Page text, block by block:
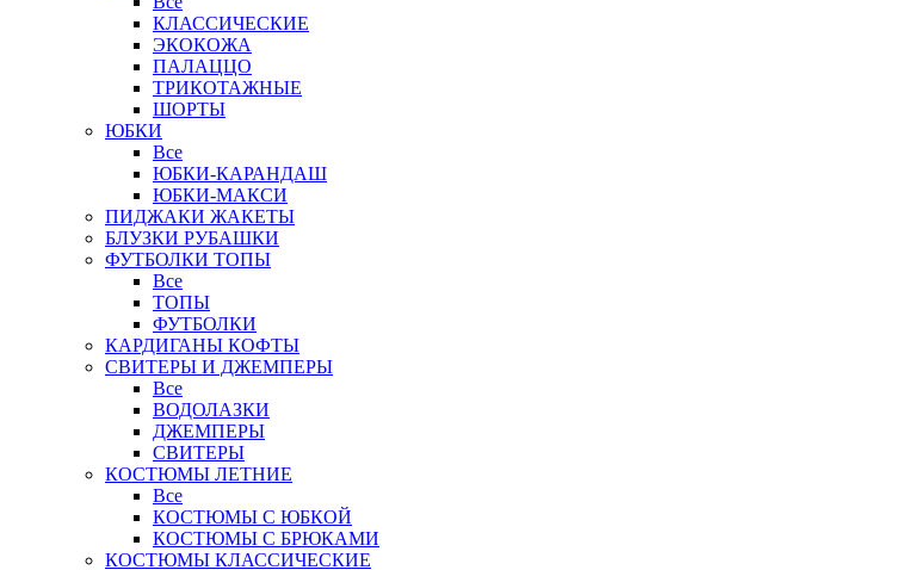
КЛАССИЧЕСКИЕ
ЭКОКОЖА
ПАЛАЦЦО
ТРИКОТАЖНЫЕ
ШОРТЫ
ЮБКИ
Все
ЮБКИ-КАРАНДАШ
ЮБКИ-МАКСИ
ПИДЖАКИ ЖАКЕТЫ
БЛУЗКИ РУБАШКИ
ФУТБОЛКИ ТОПЫ
Все
ТОПЫ
ФУТБОЛКИ
КАРДИГАНЫ КОФТЫ
СВИТЕРЫ И ДЖЕМПЕРЫ
Все
ВОДОЛАЗКИ
ДЖЕМПЕРЫ
СВИТЕРЫ
КОСТЮМЫ ЛЕТНИЕ
Все
КОСТЮМЫ С ЮБКОЙ
КОСТЮМЫ С БРЮКАМИ
КОСТЮМЫ КЛАССИЧЕСКИЕ